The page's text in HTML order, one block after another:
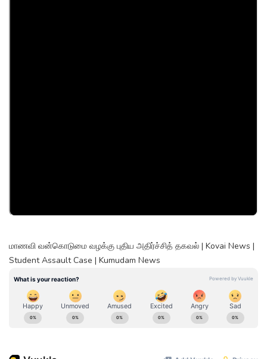
மாணவி வன்கொடுமை வழக்கு புதிய அதிர்ச்சித் தகவல் | Kovai News |
Student Assault Case | Kumudam News